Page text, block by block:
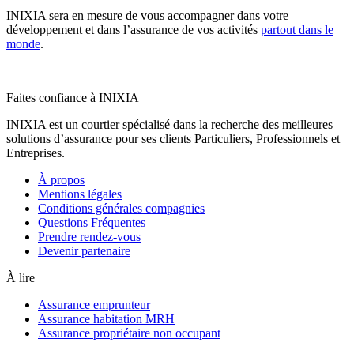
INIXIA sera en mesure de vous accompagner dans votre
développement et dans l’assurance de vos activités partout dans le
monde.
Faites confiance à INIXIA
INIXIA est un courtier spécialisé dans la recherche des meilleures
solutions d’assurance pour ses clients Particuliers, Professionnels et
Entreprises.
À propos
Mentions légales
Conditions générales compagnies
Questions Fréquentes
Prendre rendez-vous
Devenir partenaire
À lire
Assurance emprunteur
Assurance habitation MRH
Assurance propriétaire non occupant